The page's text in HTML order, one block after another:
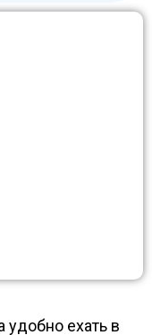
удобно ехать в